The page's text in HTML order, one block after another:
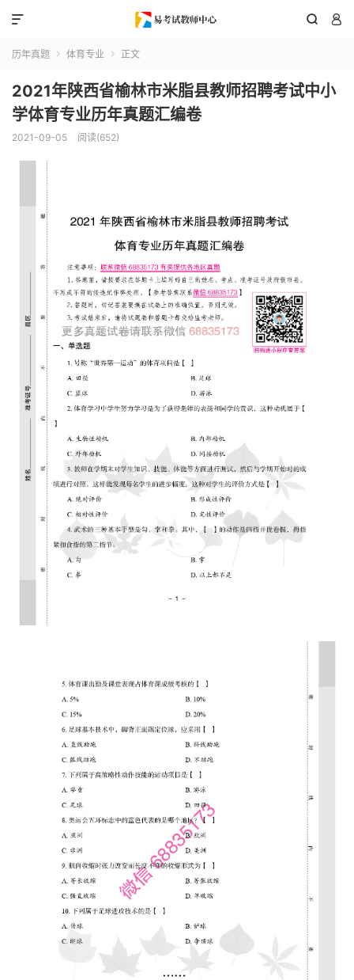
 

历年真题  体育专业  正文
2021年陕西省榆林市米脂县教师招聘考试中小
学体育专业历年真题汇编卷
2021-09-05 阅读(652)